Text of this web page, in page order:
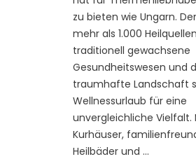
zu bieten wie Ungarn.
mehr als 1.000
traditionell gewachsene
Gesundheitswesen und
traumhafte Landschaft
Wellnessurlaub für eine
unvergleichliche Vielfalt.
Kurhäuser,
Heilbäder und